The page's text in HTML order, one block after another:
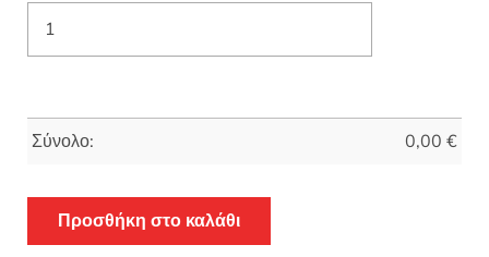
Σύνολο: 0,00 €
Προσθήκη στο καλάθι